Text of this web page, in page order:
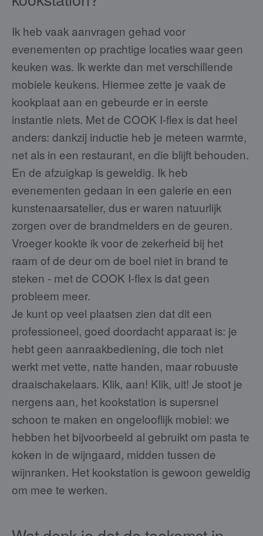
Ik heb vaak aanvragen gehad voor
evenementen op prachtige locaties waar geen
keuken was. Ik werkte dan met verschillende
mobiele keukens. Hiermee zette je vaak de
kookplaat aan en gebeurde er in eerste
instantie niets. Met de COOK I-flex is dat heel
anders: dankzij inductie heb je meteen warmte,
net als in een restaurant, en die blijft behouden.
En de afzuigkap is geweldig. Ik heb
evenementen gedaan in een galerie en een
kunstenaarsatelier, dus er waren natuurlijk
zorgen over de brandmelders en de geuren.
Vroeger kookte ik voor de zekerheid bij het
raam of de deur om de boel niet in brand te
steken - met de COOK I-flex is dat geen
probleem meer.
Je kunt op veel plaatsen zien dat dit een
professioneel, goed doordacht apparaat is: je
hebt geen aanraakbediening, die toch niet
werkt met vette, natte handen, maar robuuste
draaischakelaars. Klik, aan! Klik, uit! Je stoot je
nergens aan, het kookstation is supersnel
schoon te maken en ongelooflijk mobiel: we
hebben het bijvoorbeeld al gebruikt om pasta te
koken in de wijngaard, midden tussen de
wijnranken. Het kookstation is gewoon geweldig
om mee te werken.